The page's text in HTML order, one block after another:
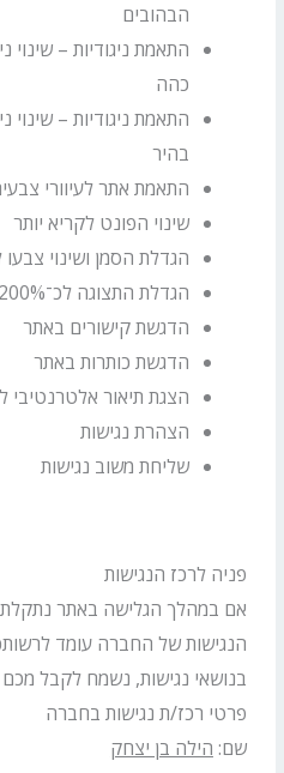
הבהובים
התאמת ניגודיות – שינוי
כהה
התאמת ניגודיות – שינוי
בהיר
התאמת אתר לעיוורי
שינוי הפונט לקריא יותר
הגדלת הסמן ושינוי
הגדלת התצוגה לכ־200%
הדגשת קישורים באתר
הדגשת כותרות באתר
הצגת תיאור אלטרנטיבי
הצהרת נגישות
שליחת משוב נגישות
פניה לרכז הנגישות
אם במהלך הגלישה באתר
הנגישות של החברה עומד
בנושאי נגישות, נשמח לקבל
פרטי רכז/ת נגישות בחברה
שם: הילה בן יצחק